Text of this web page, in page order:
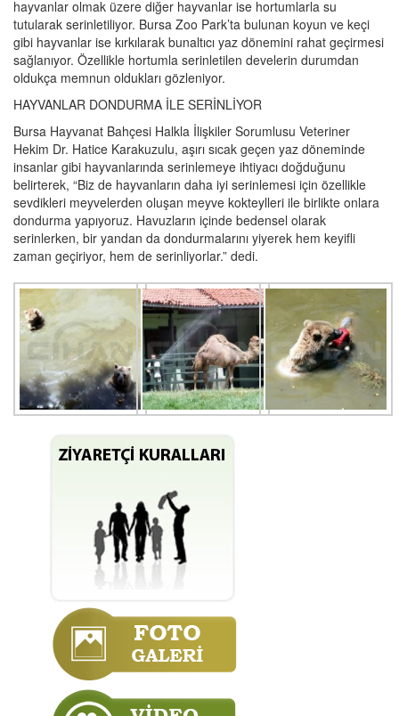
hayvanlar olmak üzere diğer hayvanlar ise hortumlarla su
tutularak serinletiliyor. Bursa Zoo Park’ta bulunan koyun ve keçi
gibi hayvanlar ise kırkılarak bunaltıcı yaz dönemini rahat geçirmesi
sağlanıyor. Özellikle hortumla serinletilen develerin durumdan
oldukça memnun oldukları gözleniyor.
HAYVANLAR DONDURMA İLE SERİNLİYOR
Bursa Hayvanat Bahçesi Halkla İlişkiler Sorumlusu Veteriner
Hekim Dr. Hatice Karakuzulu, aşırı sıcak geçen yaz döneminde
insanlar gibi hayvanlarında serinlemeye ihtiyacı doğduğunu
belirterek, “Biz de hayvanların daha iyi serinlemesi için özellikle
sevdikleri meyvelerden oluşan meyve kokteylleri ile birlikte onlara
dondurma yapıyoruz. Havuzların içinde bedensel olarak
serinlerken, bir yandan da dondurmalarını yiyerek hem keyifli
zaman geçiriyor, hem de serinliyorlar.” dedi.